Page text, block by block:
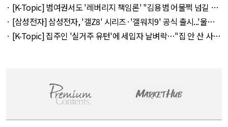
의 불수용 외 44건 - August 5, 2026
· [K-Topic] 범여권서도 '레버리지 책임론' "김용범 어물쩍 넘길 수
없어" 외 50건 - August 5, 2026
· [삼성전자] 삼성전자, '갤Z8' 시리즈·'갤워치9' 공식 출시...'울트
라' 257만 7300원 외 51건 - August 6, 2026
· [K-Topic] 집주인 '실거주 유턴'에 세입자 날벼락…"집 안 산 사람